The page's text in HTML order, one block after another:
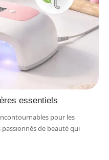
essentiels
pour les
de beauté qui